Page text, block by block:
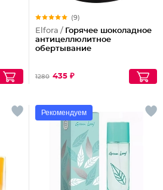
(9)
Elfora / Горячее шоколадное
антицеллюлитное
обертывание
1280 435 ₽
Рекомендуем